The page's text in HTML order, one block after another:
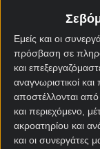
Εμείς και οι
πρόσβαση σε
και
αναγνωριστικοί
αποστέλλονται από
και περιεχόμενο,
ακροατηρίου και
και οι συνεργάτες
μας
Πρέμιερ Λιγκ.
Το πιο δυνατό
Λιντς
απόδοση 1.52.
Οι γηπεδούχοι